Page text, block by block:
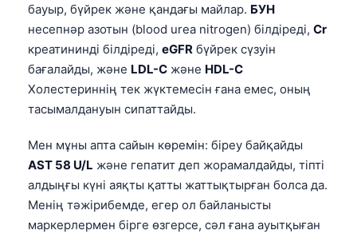
бауыр, бүйрек және қандағы майлар. БУН
несепнәр азотын (blood urea nitrogen) білдіреді, Cr
креатининді білдіреді, eGFR бүйрек сүзуін
бағалайды, және LDL-C және HDL-C
Холестериннің тек жүктемесін ғана емес, оның
тасымалдануын сипаттайды.
Мен мұны апта сайын көремін: біреу байқайды
AST 58 U/L және гепатит деп жорамалдайды, тіпті
алдыңғы күні аяқты қатты жаттықтырған болса да.
Менің тәжірибемде, егер ол байланысты
маркерлермен бірге өзгерсе, сәл ғана ауытқыған